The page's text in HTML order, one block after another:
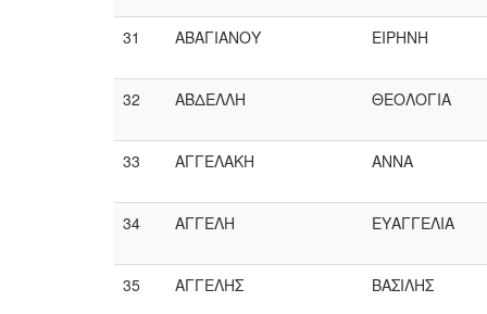
31 ΑΒΑΓΙΑΝΟΥ ΕΙΡΗΝΗ
32 ΑΒΔΕΛΛΗ ΘΕΟΛΟΓΙΑ
33 ΑΓΓΕΛΑΚΗ ΑΝΝΑ
34 ΑΓΓΕΛΗ ΕΥΑΓΓΕΛΙΑ
35 ΑΓΓΕΛΗΣ ΒΑΣΙΛΗΣ